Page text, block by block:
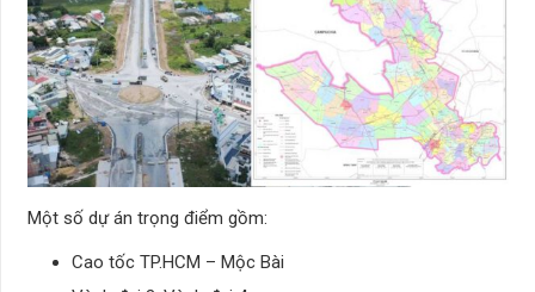
Một số dự án trọng điểm gồm:
Cao tốc TP.HCM – Mộc Bài